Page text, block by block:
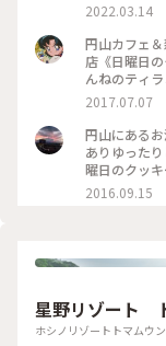
美味しいクッキー♡ 頂いたのはオトナク
系では無く
チーズ 〉
ーブ 〉 3種あ
ー #日曜日
2022.03.14
円山カフェ
店《日曜日
んねのティ
ラメルを買
ーたちは選
カフェ #ク
2017.07.07
円山にある
ありゆった
曜日のクッ
2016.09.15
星野リゾート
ホシノリゾートトマムウ